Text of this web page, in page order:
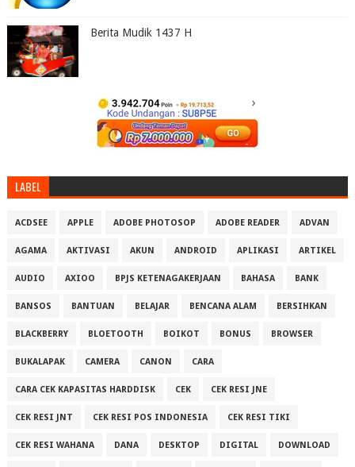
Berita Mudik 1437 H
LABEL
ACDSEE APPLE ADOBE PHOTOSOP ADOBE READER ADVAN
AGAMA AKTIVASI AKUN ANDROID APLIKASI ARTIKEL
AUDIO AXIOO BPJS KETENAGAKERJAAN BAHASA BANK
BANSOS BANTUAN BELAJAR BENCANA ALAM BERSIHKAN
BLACKBERRY BLOETOOTH BOIKOT BONUS BROWSER
BUKALAPAK CAMERA CANON CARA
CARA CEK KAPASITAS HARDDISK CEK CEK RESI JNE
CEK RESI JNT CEK RESI POS INDONESIA CEK RESI TIKI
CEK RESI WAHANA DANA DESKTOP DIGITAL DOWNLOAD